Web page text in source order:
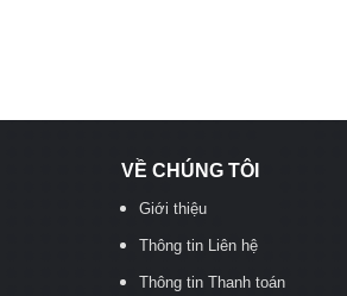
VỀ CHÚNG TÔI
Giới thiệu
Thông tin Liên hệ
Thông tin Thanh toán